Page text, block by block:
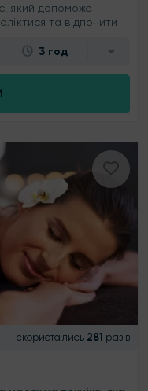
який допоможе
та відпочити
3 год
скористались 281 разів